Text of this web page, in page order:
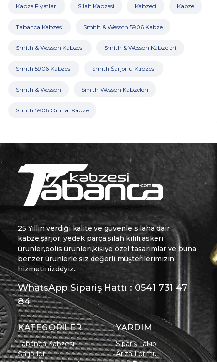
Kabze Fiyatları Silah Kabzesi Kabzeci Kabze
Tabanca Kabzesi Smith & Wesson 5906 Kabze
Smith & Wesson Kabzesi Smith & Wesson Kabzeleri
Smith 5906 Kabzesi Smith Şarjörlü Kabzesi
Smith & Wesson Smıth Wesson Kabzeleri
Smıth 5906 Orjinal Kabze
25 Yıllın verdiği kalite ve güvenle silaha dair
kabze,şarjör, yedek parça,silah kılıfı,askeri
ürünler,polis ürünleri,kişiye özel tasarımlar ve buna
benzer ürünlerle siz değerli müşterilerimizin
hizmetinizdeyiz..
WhatsApp Sipariş Hattı : 0541 731 47
84
KATEGORİLER
Tabanca Kabzesi
Şarjörler
YARDIM
Sipariş Takibi
Arıza Formu